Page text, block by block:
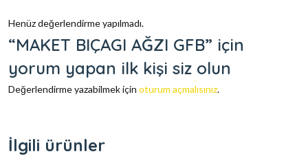
Henüz değerlendirme yapılmadı.
“MAKET BIÇAGI AĞZI GFB” için
yorum yapan ilk kişi siz olun
Değerlendirme yazabilmek için oturum açmalısınız.
İlgili ürünler